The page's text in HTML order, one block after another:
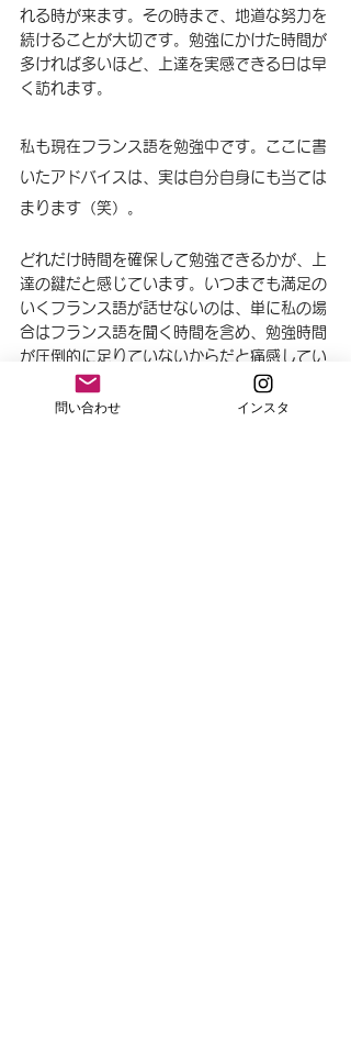
れる時が来ます。その時まで、地道な努力を
続けることが大切です。勉強にかけた時間が
多ければ多いほど、上達を実感できる日は早
く訪れます。
私も現在フランス語を勉強中です。ここに書
いたアドバイスは、実は自分自身にも当ては
まります（笑）。
どれだけ時間を確保して勉強できるかが、上
達の鍵だと感じています。いつまでも満足の
いくフランス語が話せないのは、単に私の場
合はフランス語を聞く時間を含め、勉強時間
が圧倒的に足りていないからだと痛感してい
ます。私は、一人でコツコツと勉強を続ける
タイプではないので、一緒に伴走してくれる
問い合わせ インスタ